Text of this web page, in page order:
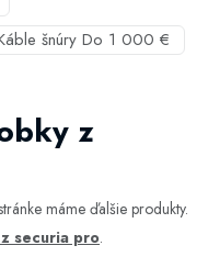
šnúry Do 1 000 €
z
máme ďalšie produkty.
securia pro.